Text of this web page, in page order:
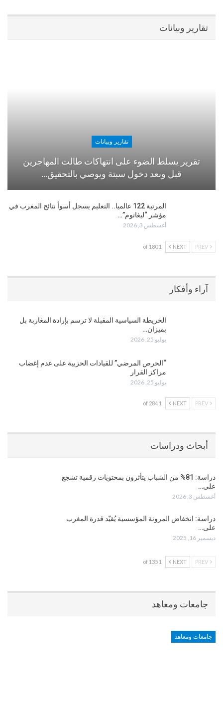
تقارير وبيانات
تقارير وبيانات
تقرير يسلط الضوء على انتهاكات طالت المهاجرين
قبل وبعد دخول سبتة ويوصي بالتحقيق…
المرتبة 122 عالميا.. التعليم يسجل أسوأ نتائج المغرب في
مؤشر “ليغاتوم”…
أغسطس 3, 2026
NEXT
1 of 180
آراء وأفكار
الخريطة السياسية المقبلة لا ترسم بإرادة المغاربة بل
بميزان…
يوليو 25, 2026
“الحرص المرضي” للقيادات الحزبية على عدم إغضاب
مراكز القرار
يوليو 25, 2026
NEXT
1 of 284
أبحاث ودراسات
دراسة: 81% من الشباب يتأثرون بمحتويات رقمية تشجع
على…
أغسطس 3, 2026
دراسة: انخفاض المرونة المؤسسية يُقيّد قدرة المغرب
على…
ديسمبر 16, 2025
NEXT
1 of 135
جامعات ومعاهد
جامعات ومعاهد